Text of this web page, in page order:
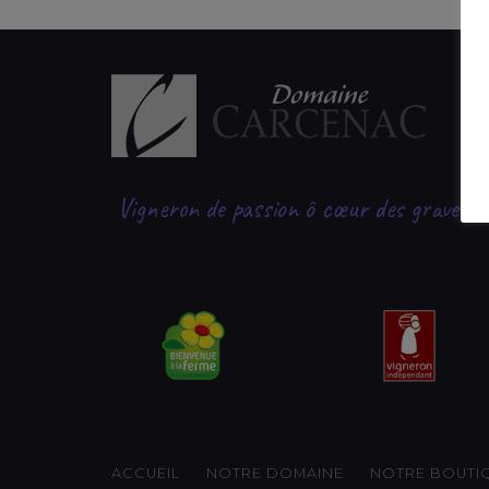
Vigneron de passion ô cœur des graves
ACCUEIL NOTRE DOMAINE NOTRE